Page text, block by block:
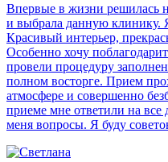
Впервые в жизни решилась
и выбрала данную клинику.
Красивый интерьер,
Особенно хочу
провели процедуру
полном восторге. Прием
атмосфере и совершенно
приеме мне ответили на
меня вопросы. Я буду